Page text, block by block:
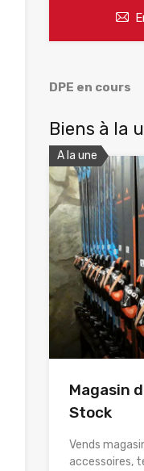
DPE en cours
Biens à la
A la une
Magasin
Stock
Vends
accessoires,